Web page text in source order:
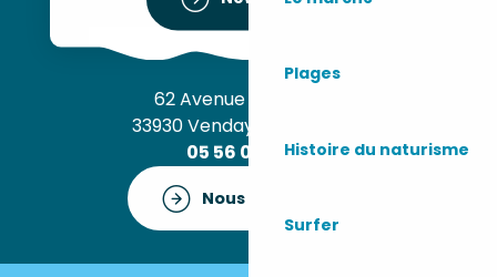
Plages
Histoire du naturisme
Surfer
62 Avenue de l’Océan
33930 Vendays-Montalivet
05 56 09 30 12
Nous contacter